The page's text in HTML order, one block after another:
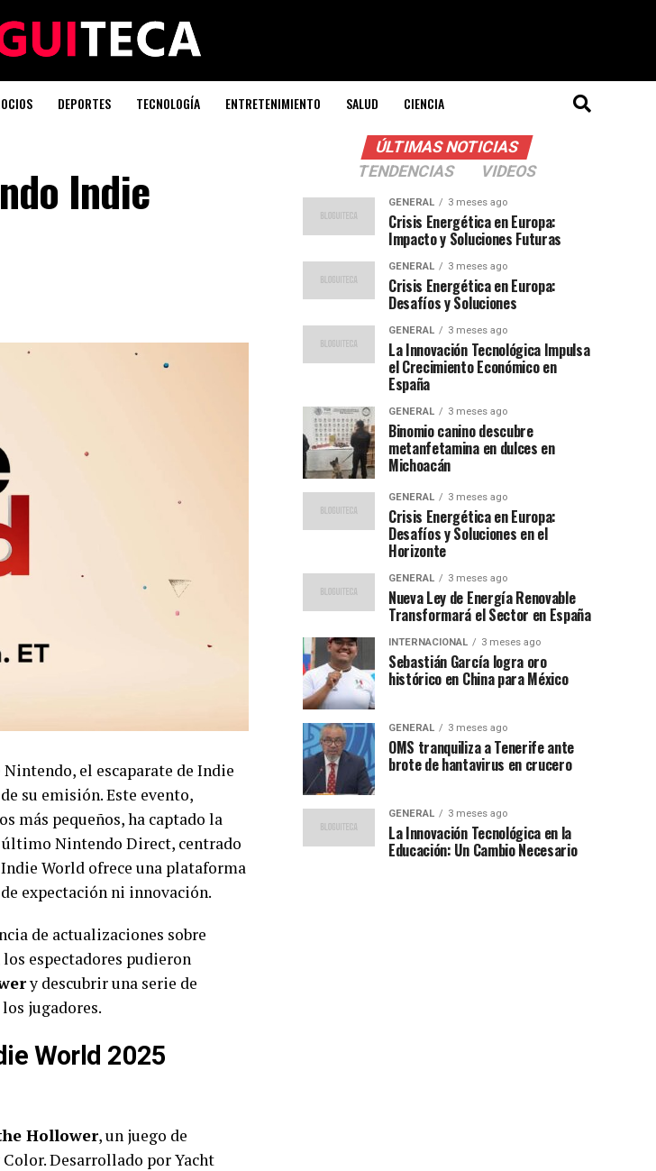
DEPORTES TECNOLOGÍA ENTRETENIMIENTO SALUD CIENCIA
Indie
Nintendo, el escaparate de Indie
su emisión. Este evento,
más pequeños, ha captado la
Nintendo Direct, centrado
World ofrece una plataforma
expectación ni innovación.
de actualizaciones sobre
los espectadores pudieron
y descubrir una serie de
jugadores.
World 2025
Hollower, un juego de
Desarrollado por Yacht
ÚLTIMAS NOTICIAS
TENDENCIAS
VIDEOS
GENERAL 3 meses ago
Crisis Energética en Europa:
Impacto y Soluciones Futuras
GENERAL 3 meses ago
Crisis Energética en Europa:
Desafíos y Soluciones
GENERAL 3 meses ago
La Innovación Tecnológica Impulsa
el Crecimiento Económico en
España
GENERAL 3 meses ago
Binomio canino descubre
metanfetamina en dulces en
Michoacán
GENERAL 3 meses ago
Crisis Energética en Europa:
Desafíos y Soluciones en el
Horizonte
GENERAL 3 meses ago
Nueva Ley de Energía Renovable
Transformará el Sector en España
INTERNACIONAL 3 meses ago
Sebastián García logra oro
histórico en China para México
GENERAL 3 meses ago
OMS tranquiliza a Tenerife ante
brote de hantavirus en crucero
GENERAL 3 meses ago
La Innovación Tecnológica en la
Educación: Un Cambio Necesario